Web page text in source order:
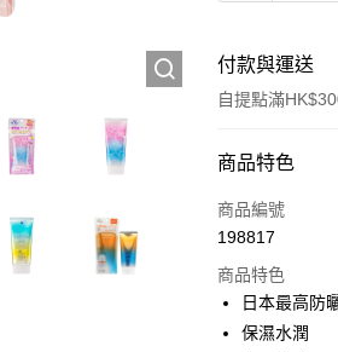
付款與運送
自提點滿
付款方式
信用卡
AlipayHK
PayMe
商品特色
商品編號
198817
商品特色
日本最高防
保濕水潤